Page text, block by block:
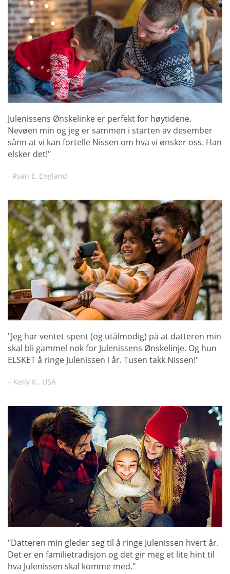
Julenissens Ønskelinke er perfekt for høytidene.
Nevøen min og jeg er sammen i starten av desember
sånn at vi kan fortelle Nissen om hva vi ønsker oss. Han
elsker det!"
- Ryan E, England
"Jeg har ventet spent (og utålmodig) på at datteren min
skal bli gammel nok for Julenissens Ønskelinje. Og hun
ELSKET å ringe Julenissen i år. Tusen takk Nissen!"
– Kelly K., USA
"Datteren min gleder seg til å ringe Julenissen hvert år.
Det er en familietradisjon og det gir meg et lite hint til
hva Julenissen skal komme med."